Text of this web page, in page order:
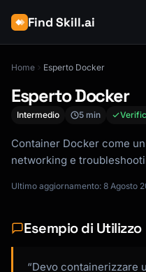
Find Skill.ai
Home Esperto Docker
Esperto Docker
Intermedio 5 min
Container Docker come
networking e
Ultimo aggiornamento: 8 Agosto
Esempio di Utilizzo
“Devo containerizzare